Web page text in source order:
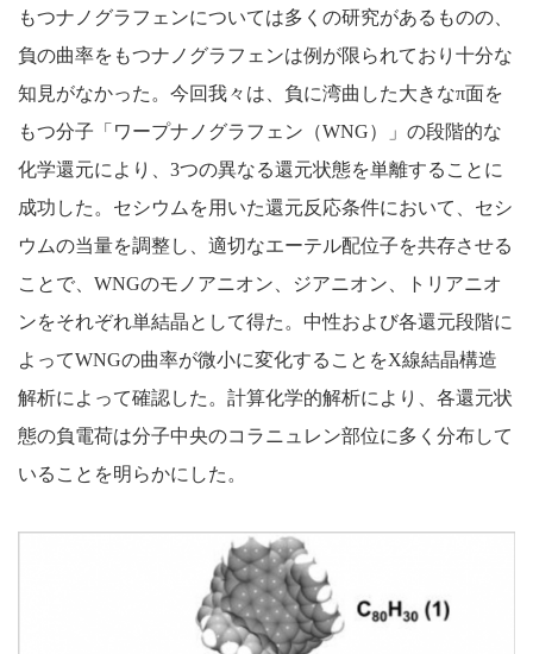
もつナノグラフェンについては多くの研究があるものの、
負の曲率をもつナノグラフェンは例が限られており十分な
知見がなかった。今回我々は、負に湾曲した大きなπ面を
もつ分子「ワープナノグラフェン（WNG）」の段階的な
化学還元により、3つの異なる還元状態を単離することに
成功した。セシウムを用いた還元反応条件において、セシ
ウムの当量を調整し、適切なエーテル配位子を共存させる
ことで、WNGのモノアニオン、ジアニオン、トリアニオ
ンをそれぞれ単結晶として得た。中性および各還元段階に
よってWNGの曲率が微小に変化することをX線結晶構造
解析によって確認した。計算化学的解析により、各還元状
態の負電荷は分子中央のコラニュレン部位に多く分布して
いることを明らかにした。